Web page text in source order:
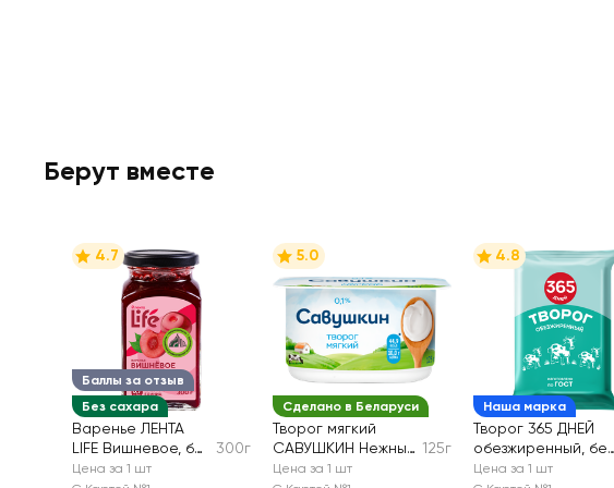
Берут вместе
Баллы за отзыв
Без сахара
4.7
Варенье ЛЕНТА
LIFE Вишневое, без
сахара
300г
Цена за 1 шт
Сделано в Беларуси
5.0
Творог мягкий
САВУШКИН Нежный
0%, без змж
125г
Цена за 1 шт
Наша марка
4.8
Творог 365 ДНЕЙ
обезжиренный, без
змж
Цена за 1 шт